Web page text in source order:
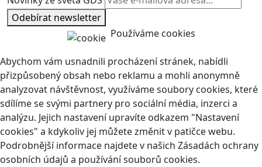
Odebírat newsletter
Používáme cookies
Abychom vám usnadnili procházení stránek, nabídli
přizpůsobený obsah nebo reklamu a mohli anonymně
analyzovat návštěvnost, využíváme soubory cookies, které
sdílíme se svými partnery pro sociální média, inzerci a
analýzu. Jejich nastavení upravíte odkazem "Nastavení
cookies" a kdykoliv jej můžete změnit v patičce webu.
Podrobnější informace najdete v našich Zásadách ochrany
osobních údajů a používání souborů cookies.